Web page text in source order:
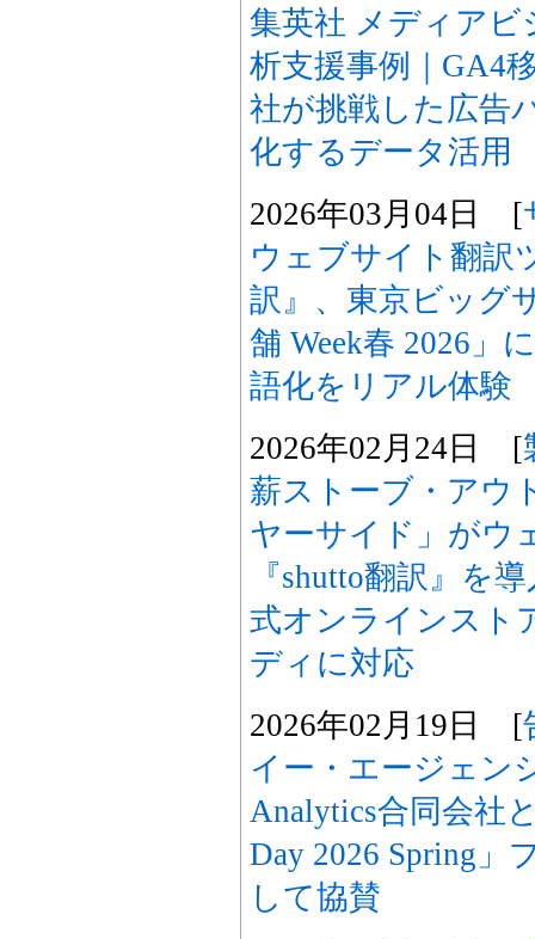
集英社 メディアビ
析支援事例｜GA4
社が挑戦した広告
化するデータ活用
2026年03月04日 [
ウェブサイト翻訳
訳』、東京ビッグ
舗 Week春 2026」
語化をリアル体験
2026年02月24日 [
薪ストーブ・アウ
ヤーサイド」がウ
『shutto翻訳』を
式オンラインスト
ディに対応
2026年02月19日 [
イー・エージェン
Analytics合同会社
Day 2026 Spring」
して協賛